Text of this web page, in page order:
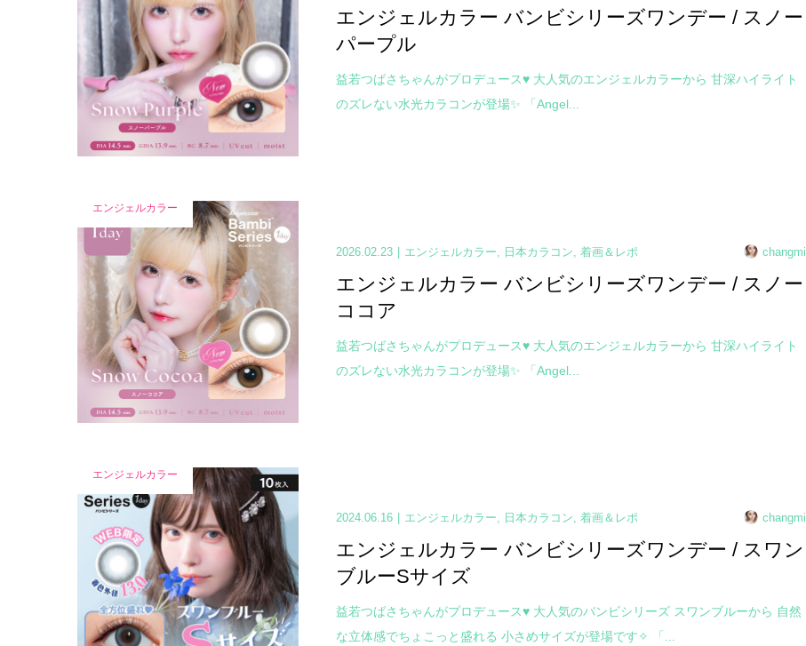
エンジェルカラー バンビシリーズワンデー / スノー
パープル
益若つばさちゃんがプロデュース♥ 大人気のエンジェルカラーから 甘深ハイライト
のズレない水光カラコンが登場✨ 「Angel...
エンジェルカラー
2026.02.23 エンジェルカラー 日本カラコン ,着画＆レポ changmi
エンジェルカラー バンビシリーズワンデー / スノー
ココア
益若つばさちゃんがプロデュース♥ 大人気のエンジェルカラーから 甘深ハイライト
のズレない水光カラコンが登場✨ 「Angel...
エンジェルカラー
2024.06.16 エンジェルカラー 日本カラコン ,着画＆レポ changmi
エンジェルカラー バンビシリーズワンデー / スワン
ブルーSサイズ
益若つばさちゃんがプロデュース♥ 大人気のバンビシリーズ スワンブルーから 自然
な立体感でちょこっと盛れる 小さめサイズが登場です✧ 「...